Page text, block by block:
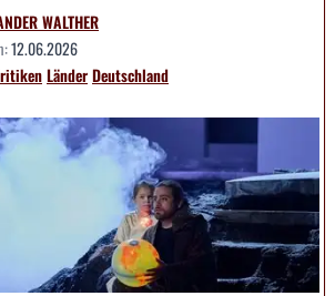
WALTHER
12.06.2026
LänderDeutschland